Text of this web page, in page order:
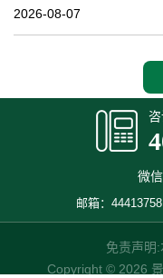
景仰园陵园，一个致力于
2026-08-07
微
邮箱：
免责声明
Copyright © 2026